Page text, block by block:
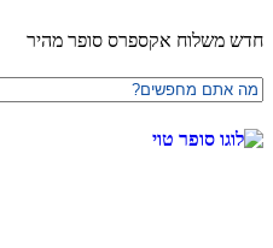
חדש משלוח אקספרס סופר מהיר